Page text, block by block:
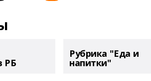
РБ
Рубрика "Еда и
напитки"